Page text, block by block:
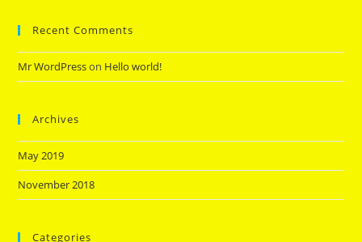
Recent Comments
Mr WordPresson Hello world!
Archives
May 2019
November 2018
Categories